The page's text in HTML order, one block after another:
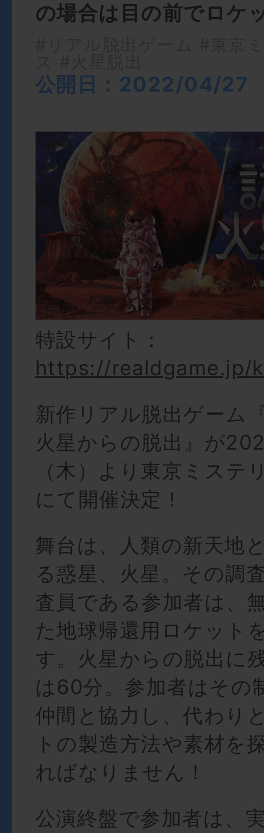
の場合は目の前でロケ
公開日：2022/04/27
特設サイト：
https://realdgame.jp/
新作リアル脱出ゲーム
火星からの脱出』が
（木）より東京ミステ
にて開催決定！
舞台は、人類の新天地
る惑星、火星。その調
査員である参加者は、
た地球帰還用ロケット
す。火星からの脱出に
は60分。参加者はその
仲間と協力し、代わり
トの製造方法や素材を
ればなりません！
公演終盤で参加者は、